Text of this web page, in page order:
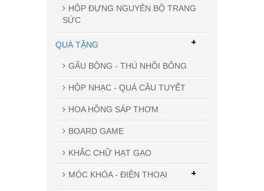
HỘP ĐỰNG NGUYÊN BỘ TRANG
SỨC
QUÀ TẶNG
GẤU BÔNG - THÚ NHỒI BÔNG
HỘP NHẠC - QUẢ CẦU TUYẾT
HOA HỒNG SÁP THƠM
BOARD GAME
KHẮC CHỮ HẠT GẠO
MÓC KHÓA - ĐIỆN THOẠI +
+